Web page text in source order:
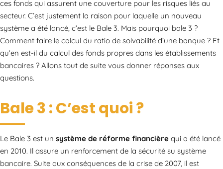
ces fonds qui assurent une couverture pour les risques liés au
secteur. C’est justement la raison pour laquelle un nouveau
système a été lancé, c’est le Bale 3. Mais pourquoi bale 3 ?
Comment faire le calcul du ratio de solvabilité d’une banque ? Et
qu’en est-il du calcul des fonds propres dans les établissements
bancaires ? Allons tout de suite vous donner réponses aux
questions.
Bale 3 : C’est quoi ?
Le Bale 3 est un système de réforme financière qui a été lancé
en 2010. Il assure un renforcement de la sécurité su système
bancaire. Suite aux conséquences de la crise de 2007, il est